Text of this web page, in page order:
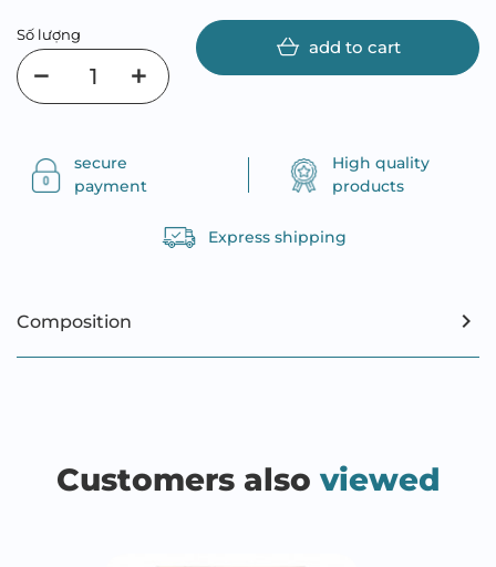
Số lượng
add to cart
secure
payment
High quality
products
Express shipping
Composition
Customers also viewed